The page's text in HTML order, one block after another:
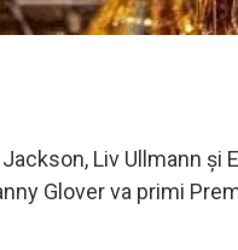
Liv Ullmann și
Glover va primi